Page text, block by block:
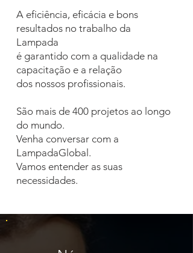
A eficiência, eficácia e bons
resultados no trabalho da
Lampada
é garantido com a qualidade na
capacitação e a relação
dos nossos profissionais.
São mais de 400 projetos ao longo
do mundo.
Venha conversar com a
LampadaGlobal.
Vamos entender as suas
necessidades.